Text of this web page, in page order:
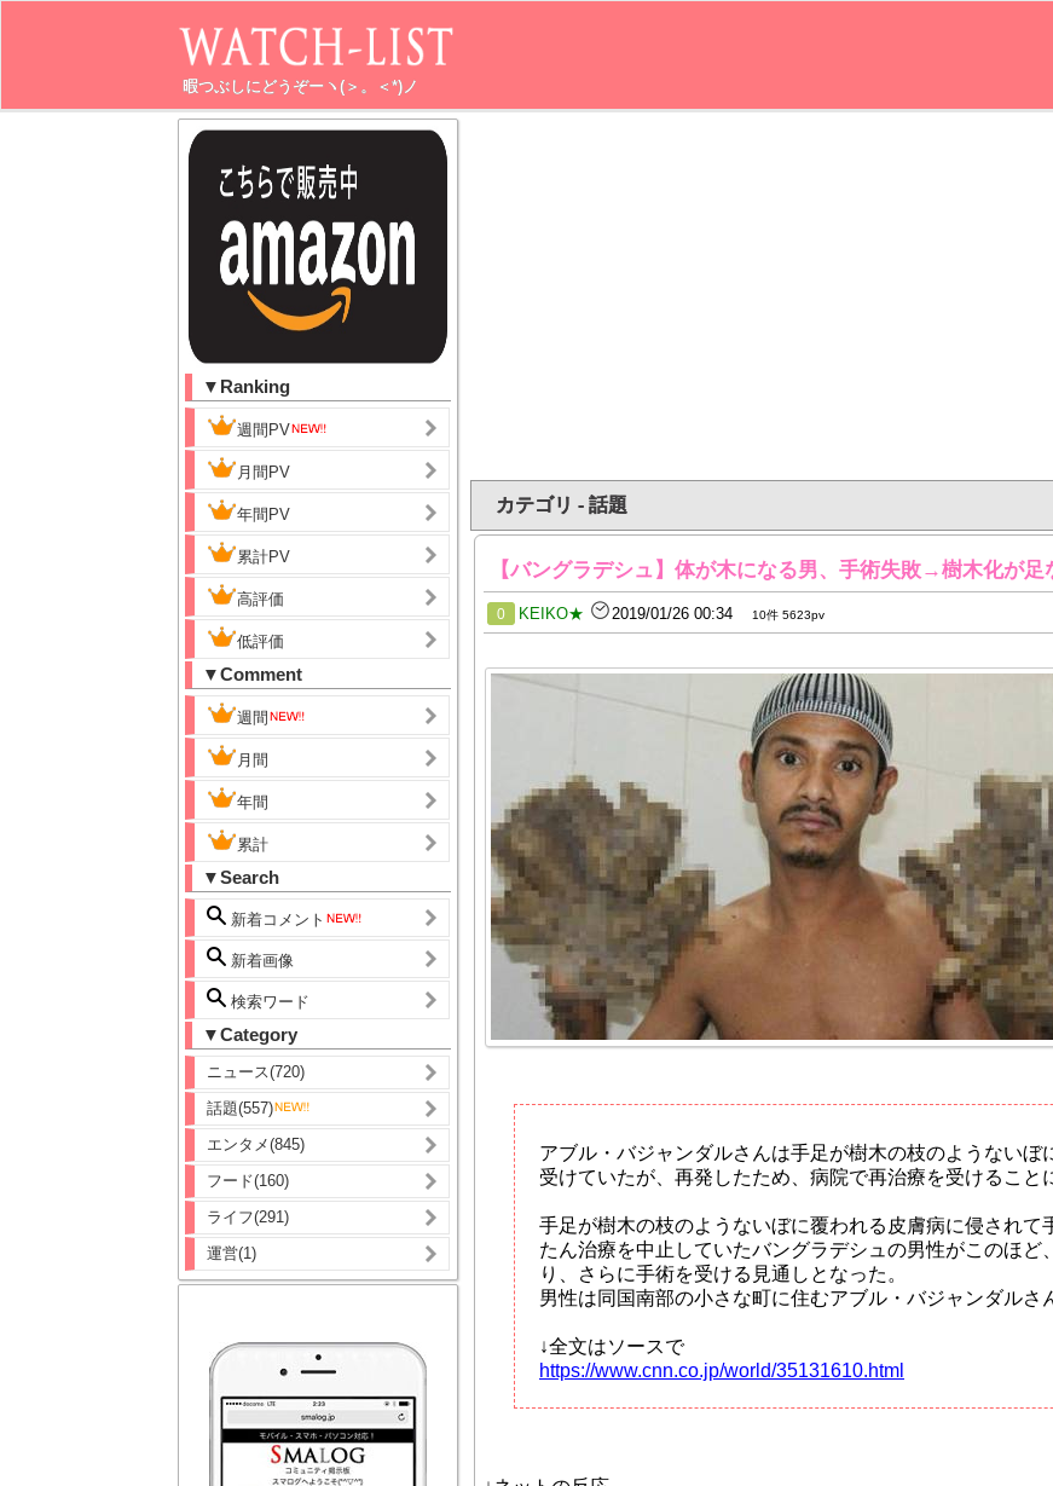
暇つぶしにどうぞーヽ(＞。＜*)ノ
▼Ranking
週間PV
月間PV
年間PV
累計PV
高評価
低評価
▼Comment
週間
月間
年間
累計
▼Search
新着コメント
新着画像
検索ワード
▼Category
ニュース(720)
話題(557)
エンタメ(845)
フード(160)
ライフ(291)
運営(1)
カテゴリ - 話題
【バングラデシュ】体が木になる男、手術失敗→樹木化が足
0 KEIKO★ 2019/01/26 00:34 10件 5623pv
アブル・バジャンダルさんは手足が樹木の枝のようないぼ
受けていたが、再発したため、病院で再治療を受けること
手足が樹木の枝のようないぼに覆われる皮膚病に侵されて
たん治療を中止していたバングラデシュの男性がこのほど
り、さらに手術を受ける見通しとなった。
男性は同国南部の小さな町に住むアブル・バジャンダルさ
↓全文はソースで
https://www.cnn.co.jp/world/35131610.html